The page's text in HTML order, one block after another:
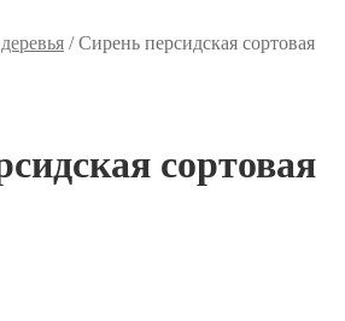
/Сирень персидская сортовая
сортовая